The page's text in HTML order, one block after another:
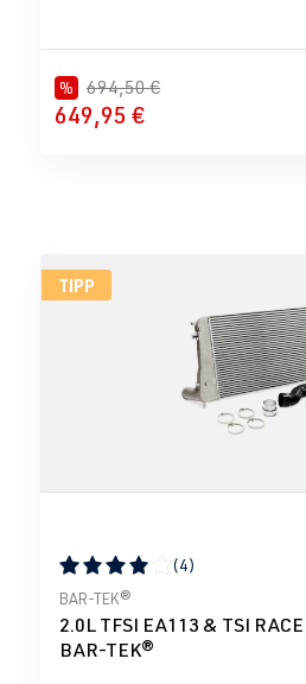
% 694,50 €
649,95 €
TIPP
Durchschnittliche Bewertung
(4)
BAR-TEK®
2.0L TFSI EA113 & TSI
BAR-TEK®